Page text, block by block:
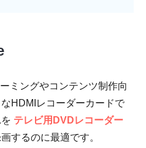
ミングやコンテンツ制作向
HDMIレコーダーカードで
テレビ用DVDレコーダー
するのに最適です。